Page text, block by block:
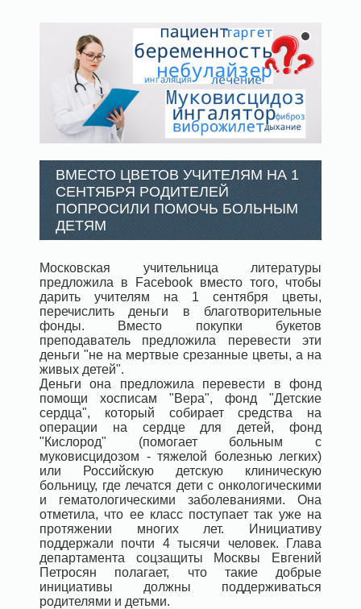
ВМЕСТО ЦВЕТОВ УЧИТЕЛЯМ НА 1
СЕНТЯБРЯ РОДИТЕЛЕЙ
ПОПРОСИЛИ ПОМОЧЬ БОЛЬНЫМ
ДЕТЯМ
Московская учительница литературы
предложила в Facebook вместо того, чтобы
дарить учителям на 1 сентября цветы,
перечислить деньги в благотворительные
фонды. Вместо покупки букетов
преподаватель предложила перевести эти
деньги "не на мертвые срезанные цветы, а на
живых детей".
Деньги она предложила перевести в фонд
помощи хосписам "Вера", фонд "Детские
сердца", который собирает средства на
операции на сердце для детей, фонд
"Кислород" (помогает больным с
муковисцидозом - тяжелой болезнью легких)
или Российскую детскую клиническую
больницу, где лечатся дети с онкологическими
и гематологическими заболеваниями. Она
отметила, что ее класс поступает так уже на
протяжении многих лет. Инициативу
поддержали почти 4 тысячи человек. Глава
департамента соцзащиты Москвы Евгений
Петросян полагает, что такие добрые
инициативы должны поддерживаться
родителями и детьми.